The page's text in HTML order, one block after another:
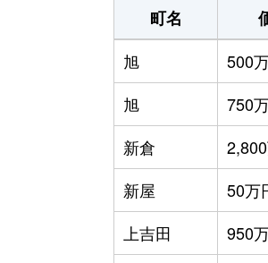
町名
旭
500
旭
750
新倉
新屋
50万
上吉田
950